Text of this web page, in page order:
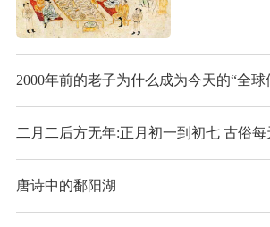
2000年前的老子为什么成为今天的“全球
二月二后方无年:正月初一到初七 古俗每
唐诗中的鄱阳湖